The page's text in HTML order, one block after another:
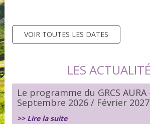
VOIR TOUTES LES DATES
LES
Le programme du GRCS
Septembre 2026 / Février 2027
>> Lire la suite